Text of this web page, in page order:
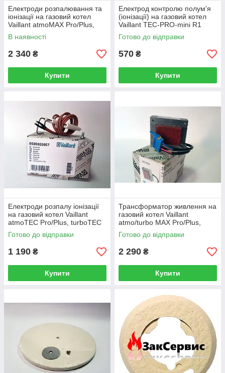
Електроди розпалювання та
іонізації на газовий котел
Vaillant atmoMAX Pro/Plus,
turboMAX Pro/Plus 090724
В наявності
2 340 ₴
Купити
Електрод контролю полум'я
(іонізації) на газовий котел
Vaillant TEC-PRO-mini R1
090761
Готово до відправки
570 ₴
Купити
Електроди розпалу іонізації
на газовий котел Vaillant
atmoTEC Pro/Plus, turboTEC
Pro/Plus 0020039057
Готово до відправки
1 190 ₴
Купити
Трансформатор живлення на
газовий котел Vaillant
atmo/turbo MAX Pro/Plus,
AtmoVit 287450
Готово до відправки
2 290 ₴
Купити